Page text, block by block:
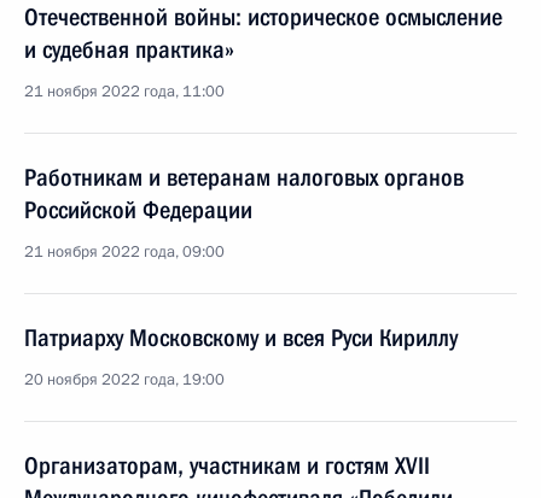
Отечественной войны: историческое осмысление
и судебная практика»
21 ноября 2022 года, 11:00
Работникам и ветеранам налоговых органов
Российской Федерации
21 ноября 2022 года, 09:00
Патриарху Московскому и всея Руси Кириллу
20 ноября 2022 года, 19:00
Организаторам, участникам и гостям XVII